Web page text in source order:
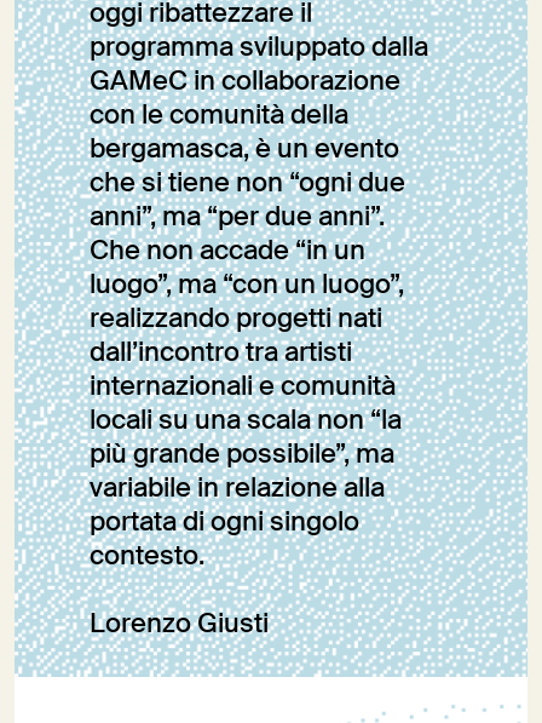
oggi ribattezzare il
programma sviluppato dalla
GAMeC in collaborazione
con le comunità della
bergamasca, è un evento
che si tiene non “ogni due
anni”, ma “per due anni”.
Che non accade “in un
luogo”, ma “con un luogo”,
realizzando progetti nati
dall’incontro tra artisti
internazionali e comunità
locali su una scala non “la
più grande possibile”, ma
variabile in relazione alla
portata di ogni singolo
contesto.
Lorenzo Giusti